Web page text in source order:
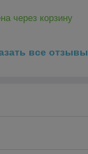
через корзину
все отзывы